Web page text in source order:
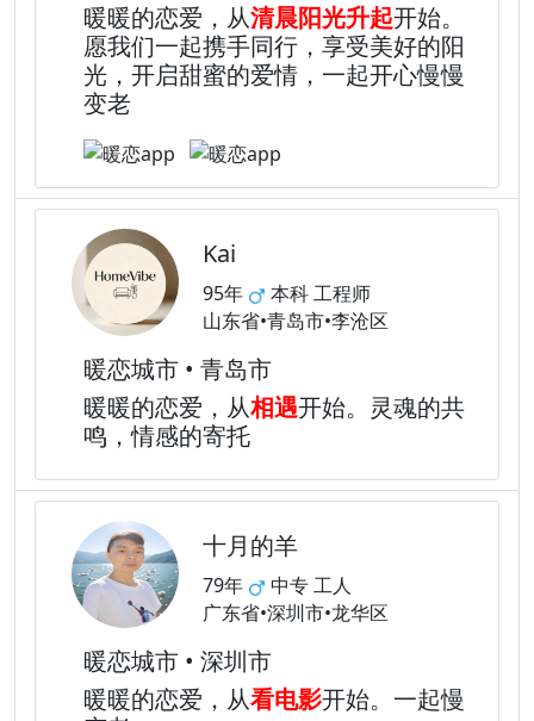
暖暖的恋爱，从清晨阳光升起开始。
愿我们一起携手同行，享受美好的阳
光，开启甜蜜的爱情，一起开心慢慢
变老
Kai
95年
本科 工程师
山东省•青岛市•李沧区
暖恋城市 • 青岛市
暖暖的恋爱，从相遇开始。灵魂的共
鸣，情感的寄托
十月的羊
79年
中专 工人
广东省•深圳市•龙华区
暖恋城市 • 深圳市
暖暖的恋爱，从看电影开始。一起慢